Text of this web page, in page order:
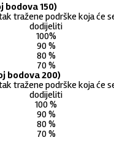
bodova 150)
tražene podrške koja će
dodijeliti
100%
90 %
80 %
70 %
bodova 200)
tražene podrške koja će
dodijeliti
100 %
90 %
80 %
70 %